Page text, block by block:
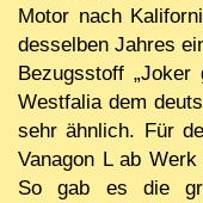
Motor nach
desselben Jahres
Bezugsstoff „Joker
Westfalia dem
sehr ähnlich. Für
Vanagon L ab
So gab es die